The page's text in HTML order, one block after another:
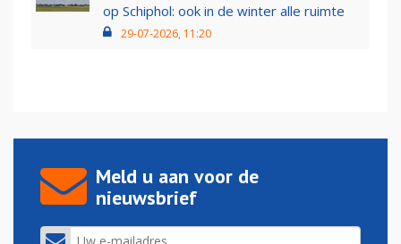
op Schiphol: ook in de winter alle ruimte
29-07-2026, 11:20
Meld u aan voor de
nieuwsbrief